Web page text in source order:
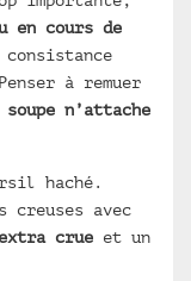
en cours de
à remuer
n’attache
haché.
avec
crue et un